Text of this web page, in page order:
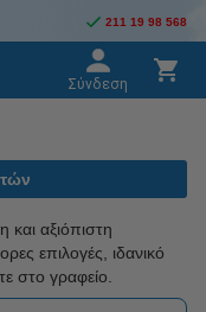
211 19 98 568
Σύνδεση
αξιόπιστη
επιλογές, ιδανικό
στο γραφείο.